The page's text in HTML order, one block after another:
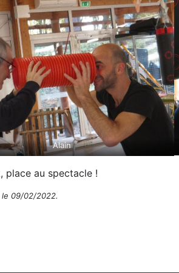
Alain
place au spectacle !
09/02/2022.